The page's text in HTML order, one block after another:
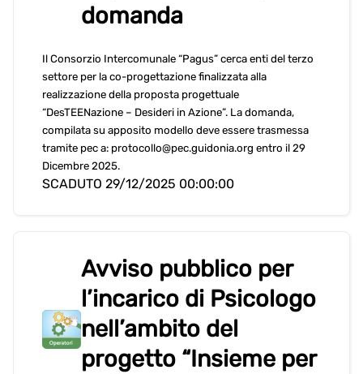
domanda
Il Consorzio Intercomunale “Pagus” cerca enti del terzo
settore per la co-progettazione finalizzata alla
realizzazione della proposta progettuale
“DesTEENazione – Desideri in Azione”. La domanda,
compilata su apposito modello deve essere trasmessa
tramite pec a: protocollo@pec.guidonia.org entro il 29
Dicembre 2025.
SCADUTO 29/12/2025 00:00:00
Avviso pubblico per
l’incarico di Psicologo
nell’ambito del
progetto “Insieme per